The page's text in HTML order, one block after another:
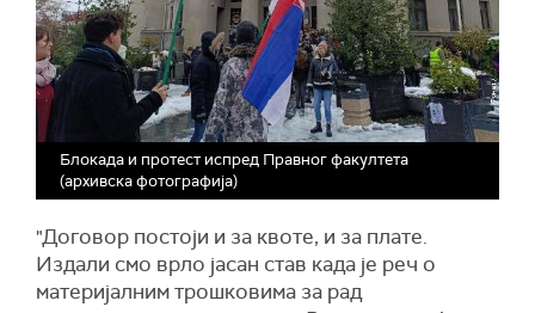
Блокада и протест испред Правног факултета
(архивска фотографија)
"Договор постоји и за квоте, и за плате.
Издали смо врло јасан став када је реч о
материјалним трошковима за рад